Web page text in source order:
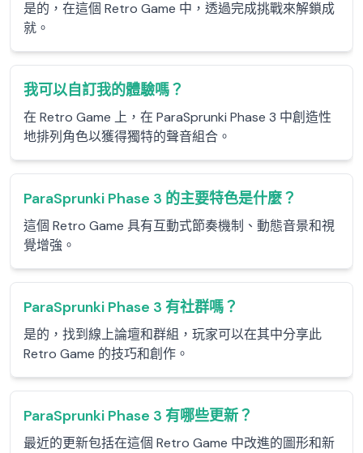
是的，在這個 Retro Game 中，透過完成挑戰來解鎖成
就。
我可以自訂我的體驗嗎？
在 Retro Game 上，在 ParaSprunki Phase 3 中創造性
地排列角色以獲得獨特的聲音組合。
ParaSprunki Phase 3 的主要特色是什麼？
這個 Retro Game 具有互動式節奏機制、動態音景和視
覺增強。
ParaSprunki Phase 3 有社群嗎？
是的，找到線上論壇和群組，玩家可以在其中分享此
Retro Game 的技巧和創作。
ParaSprunki Phase 3 有哪些更新？
最近的更新包括在這個 Retro Game 中改進的圖形和新